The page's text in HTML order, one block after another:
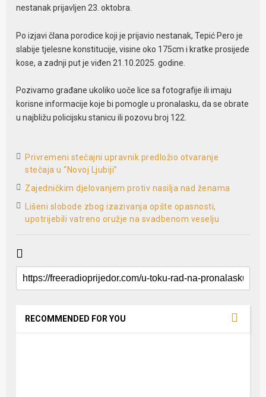
nestanak prijavljen 23. oktobra.
Po izjavi člana porodice koji je prijavio nestanak, Tepić Pero je
slabije tjelesne konstitucije, visine oko 175cm i kratke prosijede
kose, a zadnji put je viđen 21.10.2025. godine.
Pozivamo građane ukoliko uoče lice sa fotografije ili imaju
korisne informacije koje bi pomogle u pronalasku, da se obrate
u najbližu policijsku stanicu ili pozovu broj 122.
Privremeni stečajni upravnik predložio otvaranje
stečaja u “Novoj Ljubiji”
Zajedničkim djelovanjem protiv nasilja nad ženama
Lišeni slobode zbog izazivanja opšte opasnosti,
upotrijebili vatreno oružje na svadbenom veselju
RECOMMENDED FOR YOU